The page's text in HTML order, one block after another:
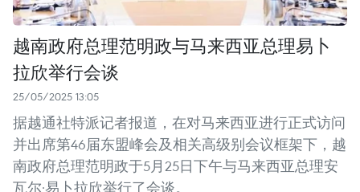
越南政府总理范明政与马来西亚总理易卜
拉欣举行会谈
25/05/2025 13:05
据越通社特派记者报道，在对马来西亚进行正式访问
并出席第46届东盟峰会及相关高级别会议框架下，越
南政府总理范明政于5月25日下午与马来西亚总理安
瓦尔·易卜拉欣举行了会谈。